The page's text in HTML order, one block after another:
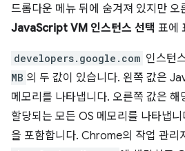
드롭다운 메뉴 뒤에 숨겨져 있지만 오
JavaScript VM 인스턴스 선택 표에
developers.google.com 인스턴
MB 의 두 값이 있습니다. 왼쪽 값은
메모리를 나타냅니다. 오른쪽 값은 해
할당되는 모든 OS 메모리를 나타냅
을 포함합니다. Chrome의 작업 관리